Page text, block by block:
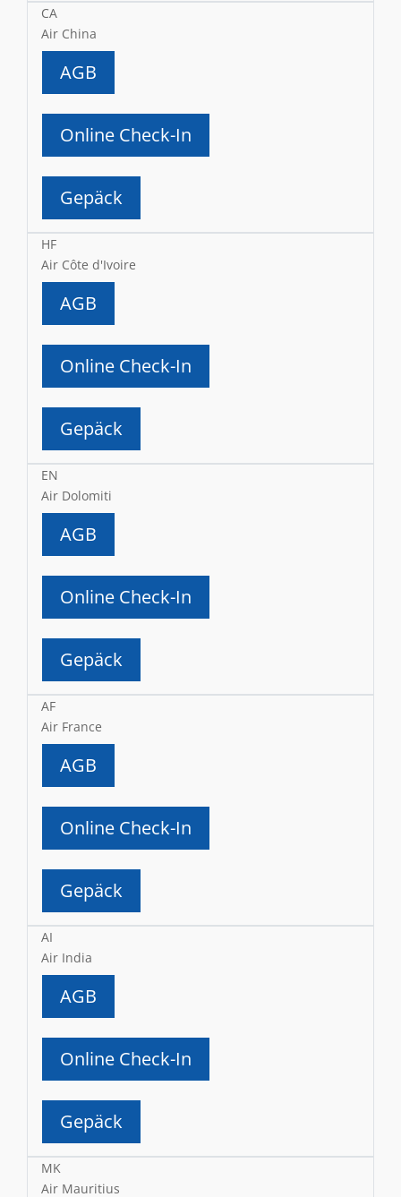
CA
Air China
AGB
Online Check-In
Gepäck
HF
Air Côte d'Ivoire
AGB
Online Check-In
Gepäck
EN
Air Dolomiti
AGB
Online Check-In
Gepäck
AF
Air France
AGB
Online Check-In
Gepäck
AI
Air India
AGB
Online Check-In
Gepäck
MK
Air Mauritius